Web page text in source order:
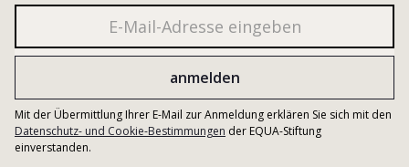
Mit der Übermittlung Ihrer E-Mail zur Anmeldung erklären Sie sich mit den
Datenschutz- und Cookie-Bestimmungen der EQUA-Stiftung
einverstanden.